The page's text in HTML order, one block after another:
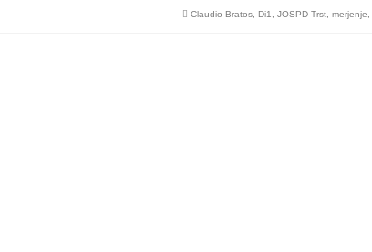
Claudio Bratos, Di1 JOSPD Trst, merjenje